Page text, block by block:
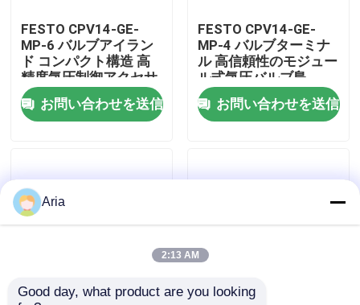
工場ツアー
品質管理
ニュース
引金 を 求め て ください
パネウマティックパイプフィッティング
FESTO CPV14-GE-
MP-6 バルブアイラン
ド コンパクト構造 高
精度気圧制御アクセサ
リー
お問い合わせを送信
FESTO CPV14-GE-
MP-4 バルブターミナ
ル 高信頼性のモジュー
ル式気圧バルブ島
お問い合わせを送信
Aria
2:13 AM
Good day, what product are you looking